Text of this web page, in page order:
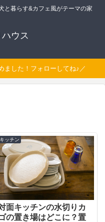
と暮らす&カフェ風がテーマの家
ウス
ました！フォローしてね♪／
キッチン
面キッチンの水切りカ
の置き場はどこに？置